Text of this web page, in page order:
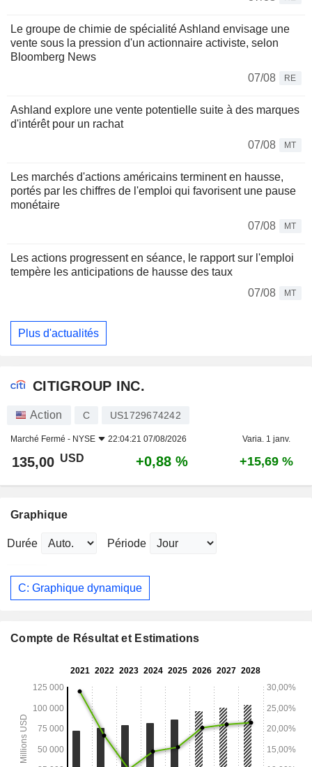
Le groupe de chimie de spécialité Ashland envisage une
vente sous la pression d'un actionnaire activiste, selon
Bloomberg News
07/08
RE
Ashland explore une vente potentielle suite à des marques
d'intérêt pour un rachat
07/08
MT
Les marchés d'actions américains terminent en hausse,
portés par les chiffres de l'emploi qui favorisent une pause
monétaire
07/08
MT
Les actions progressent en séance, le rapport sur l'emploi
tempère les anticipations de hausse des taux
07/08
MT
Plus d'actualités
CITIGROUP INC.
Action C US1729674242
Marché Fermé - NYSE 22:04:21 07/08/2026 Varia. 1 janv.
135,00 USD +0,88 % +15,69 %
Graphique
Durée Période
C: Graphique dynamique
Compte de Résultat et Estimations